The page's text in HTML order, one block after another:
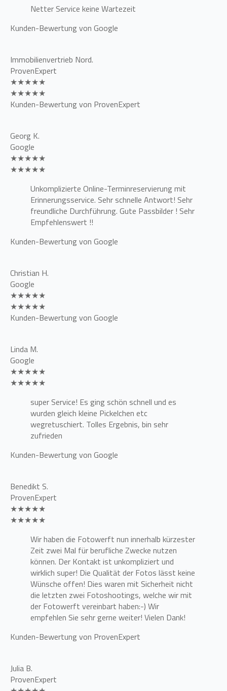
Netter Service keine Wartezeit
Kunden-Bewertung von Google
Immobilienvertrieb Nord.
ProvenExpert
★★★★★
★★★★★
Kunden-Bewertung von ProvenExpert
Georg K.
Google
★★★★★
★★★★★
Unkomplizierte Online-Terminreservierung mit
Erinnerungsservice. Sehr schnelle Antwort! Sehr
freundliche Durchführung. Gute Passbilder ! Sehr
Empfehlenswert !!
Kunden-Bewertung von Google
Christian H.
Google
★★★★★
★★★★★
Kunden-Bewertung von Google
Linda M.
Google
★★★★★
★★★★★
super Service! Es ging schön schnell und es
wurden gleich kleine Pickelchen etc
wegretuschiert. Tolles Ergebnis, bin sehr
zufrieden
Kunden-Bewertung von Google
Benedikt S.
ProvenExpert
★★★★★
★★★★★
Wir haben die Fotowerft nun innerhalb kürzester
Zeit zwei Mal für berufliche Zwecke nutzen
können. Der Kontakt ist unkompliziert und
wirklich super! Die Qualität der Fotos lässt keine
Wünsche offen! Dies waren mit Sicherheit nicht
die letzten zwei Fotoshootings, welche wir mit
der Fotowerft vereinbart haben:-) Wir
empfehlen Sie sehr gerne weiter! Vielen Dank!
Kunden-Bewertung von ProvenExpert
Julia B.
ProvenExpert